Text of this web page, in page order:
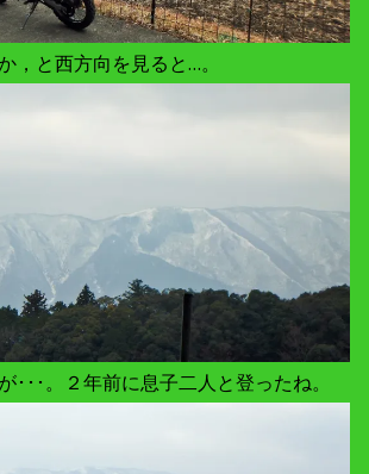
，と西方向を見ると…。
が･･･。２年前に息子二人と登ったね。